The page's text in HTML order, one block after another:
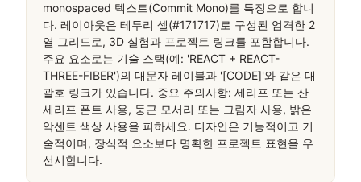
monospaced 텍스트(Commit Mono)를 특징으로 합니
다. 레이아웃은 테두리 셀(#171717)로 구성된 엄격한 2
열 그리드로, 3D 실험과 프로젝트 링크를 포함합니다.
주요 요소로는 기술 스택(예: 'REACT + REACT-
THREE-FIBER')의 대문자 레이블과 '[CODE]'와 같은 대
괄호 링크가 있습니다. 중요 주의사항: 세리프 또는 산
세리프 폰트 사용, 둥근 모서리 또는 그림자 사용, 밝은
악센트 색상 사용을 피하세요. 디자인은 기능적이고 기
술적이며, 장식적 요소보다 명확한 프로젝트 표현을 우
선시합니다.